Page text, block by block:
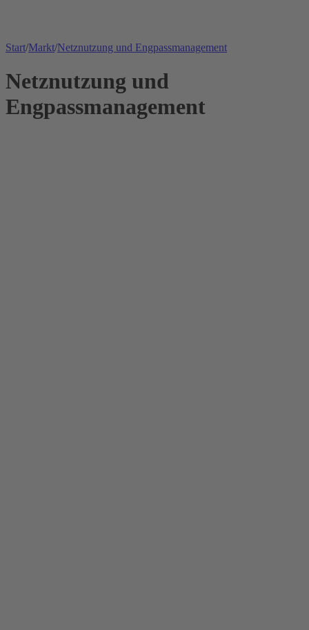
Start/Markt/Netznutzung und Engpassmanagement
Netznutzung und
Engpassmanagement